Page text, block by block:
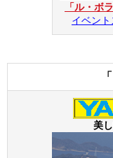
「ル・ボ
イベン
美